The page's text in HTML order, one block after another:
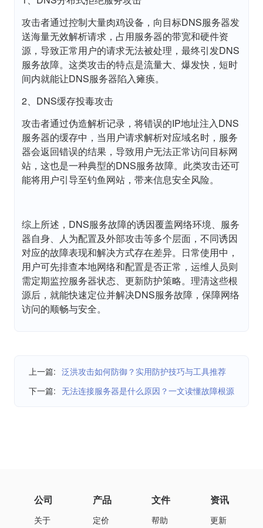
攻击者通过控制大量肉鸡设备，向目标DNS服务器发
送海量无效解析请求，占用服务器的带宽和硬件资
源，导致正常用户的请求无法被处理，最终引发DNS
服务故障。这类攻击的特点是流量大、爆发快，短时
间内就能让DNS服务器陷入瘫痪。
2、DNS缓存投毒攻击
攻击者通过伪造解析记录，将错误的IP地址注入DNS
服务器的缓存中，当用户请求解析对应域名时，服务
器会返回错误的结果，导致用户无法正常访问目标网
站，这也是一种典型的DNS服务故障。此类攻击还可
能将用户引导至钓鱼网站，带来信息安全风险。
综上所述，DNS服务故障的诱因覆盖网络环境、服务
器自身、人为配置及外部攻击等多个层面，不同诱因
对应的故障表现和解决方式存在差异。日常使用中，
用户可先排查本地网络和配置是否正常，运维人员则
需定期监控服务器状态、更新防护策略。理清这些根
源后，就能快速定位并解决DNS服务故障，保障网络
访问的顺畅与安全。
上一篇: 泛洪攻击如何防御？实用防护技巧与工具推荐
下一篇: 无法连接服务器是什么原因？一文读懂故障根源
公司
关于
产品
定价
文件
帮助
资讯
更新